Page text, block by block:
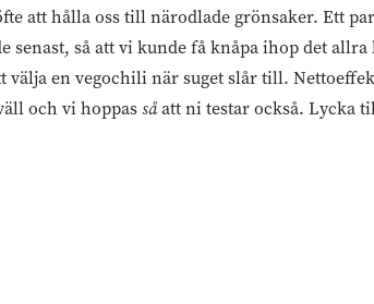
att hålla oss till närodlade grönsaker. Ett
så att vi kunde få knåpa ihop det allra
en vegochili när suget slår till.
och vi hoppassåatt ni testar också. Lycka